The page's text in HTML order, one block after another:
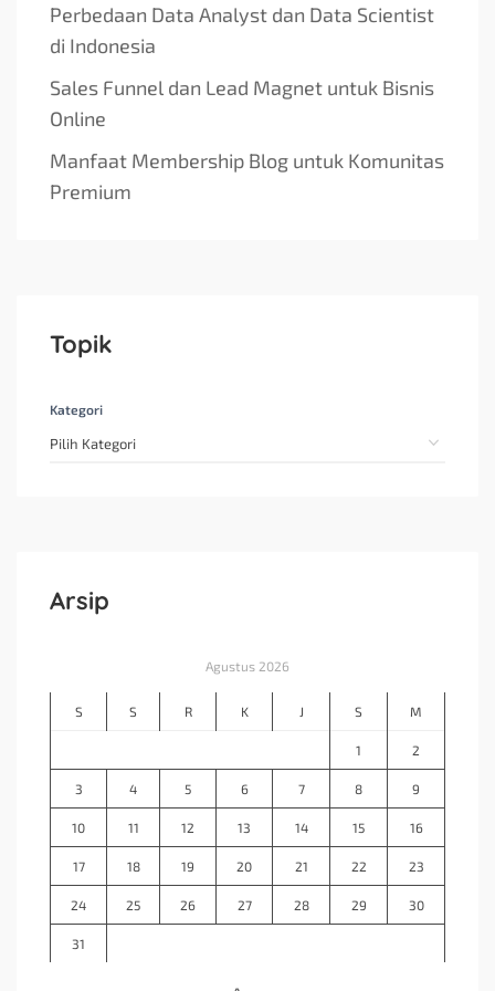
Perbedaan Data Analyst dan Data Scientist
di Indonesia
Sales Funnel dan Lead Magnet untuk Bisnis
Online
Manfaat Membership Blog untuk Komunitas
Premium
Topik
Kategori
Arsip
Agustus 2026
S S R K J S M
1 2
3 4 5 6 7 8 9
10 11 12 13 14 15 16
17 18 19 20 21 22 23
24 25 26 27 28 29 30
31